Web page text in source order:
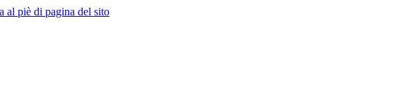
al piè di pagina del sito